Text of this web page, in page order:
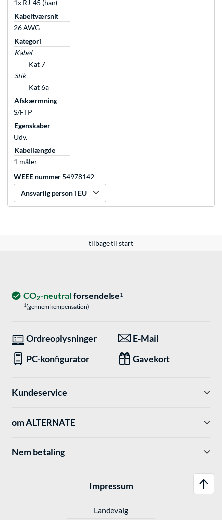
1x RJ-45 (han)
Kabeltværsnit
26 AWG
Kategori
Kabel
Kat 7
Stik
Kat 6a
Afskærmning
S/FTP
Egenskaber
Udv.
Kabellængde
1 måler
WEEE nummer 54978142
Ansvarlig person i EU
tilbage til start
CO2-neutralforsendelse1
1(gennem kompensation)
Ordreoplysninger
E-Mail
PC-konfigurator
Gavekort
Kundeservice
om ALTERNATE
Nem betaling
Impressum
Landevalg